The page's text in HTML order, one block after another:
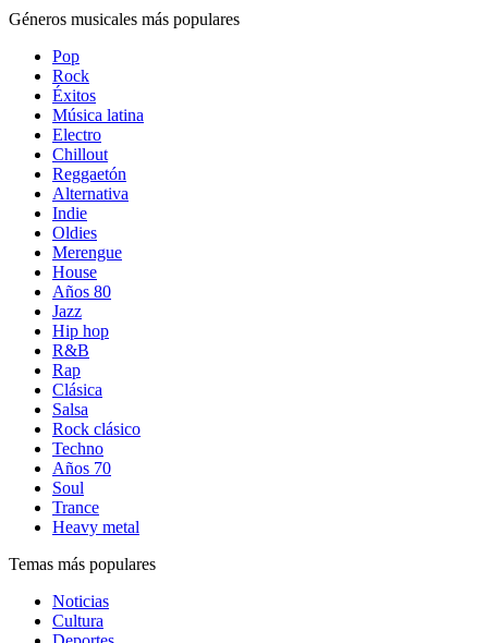
Géneros musicales más populares
Pop
Rock
Éxitos
Música latina
Electro
Chillout
Reggaetón
Alternativa
Indie
Oldies
Merengue
House
Años 80
Jazz
Hip hop
R&B
Rap
Clásica
Salsa
Rock clásico
Techno
Años 70
Soul
Trance
Heavy metal
Temas más populares
Noticias
Cultura